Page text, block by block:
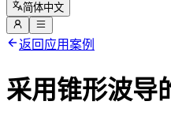
简体中文
返回应用案例
采用锥形波导